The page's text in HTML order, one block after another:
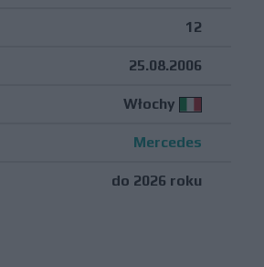
12
25.08.2006
Włochy
Mercedes
do 2026 roku